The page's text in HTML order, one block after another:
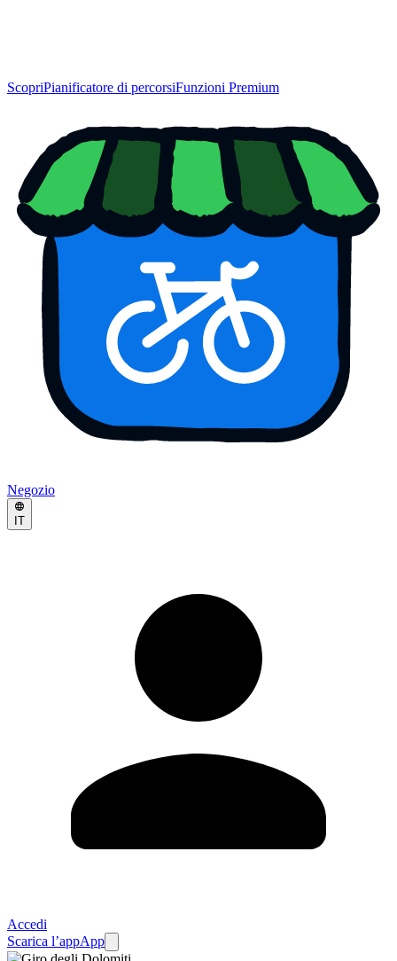
ScopriPianificatore di percorsiFunzioni Premium
Negozio
IT
Accedi
Scarica l’appApp